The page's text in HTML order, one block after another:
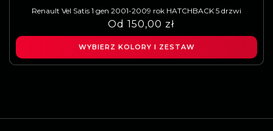
Renault Vel Satis 1 gen 2001-2009 rok HATCHBACK 5 drzwi
Cena
regularna
Cena
sprzedaży
Od 150,00 zł
WYBIERZ KOLORY I ZESTAW